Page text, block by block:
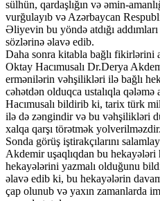
sülhün, qardaşlığın və əmin-
vurğulayıb və Azərbaycan
Əliyevin bu yöndə atdığı
sözlərinə əlavə edib.
Daha sonra kitabla bağlı fikirlərini
Oktay Hacımusalı Dr.Derya
ermənilərin vəhşilikləri ilə bağlı
cəhətdən olduqca ustalıqla qələmə
Hacımusalı bildirib ki, tarix türk
ilə də zəngindir və bu vəhşilikləri
xalqa qarşı törətmək yolverilməzdir.
Sonda görüş iştirakçılarını
Akdemir uşaqlıqdan bu
hekayələrini yazmalı olduğunu
əlavə edib ki, bu hekayələrin
çap olunub və yaxın zamanlarda